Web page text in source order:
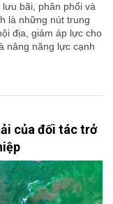
bãi, phân phối và
là những nút trung
địa, giảm áp lực cho
nâng năng lực cạnh
của đối tác trở